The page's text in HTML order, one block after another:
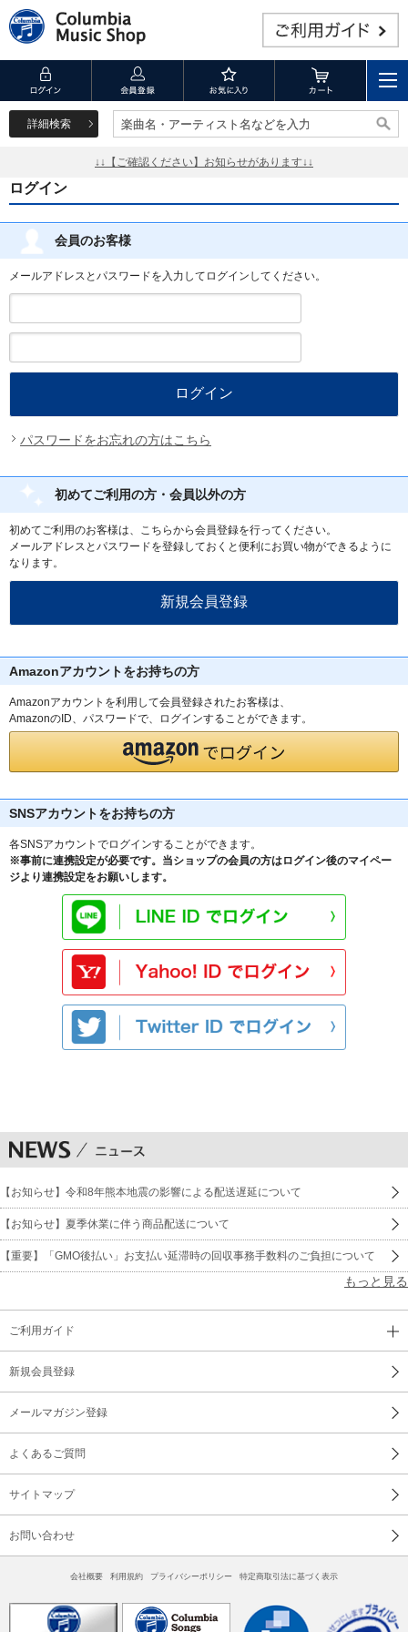
詳細検索 楽曲名・アーティスト名などを入力
楽曲名・アーティスト名などを入力
↓↓【ご確認ください】お知らせがあります↓↓
ログイン
会員のお客様
メールアドレスとパスワードを入力してログインしてください。
パスワードをお忘れの方はこちら
初めてご利用の方・会員以外の方
初めてご利用のお客様は、こちらから会員登録を行ってください。
メールアドレスとパスワードを登録しておくと便利にお買い物ができるように
なります。
Amazonアカウントをお持ちの方
Amazonアカウントを利用して会員登録されたお客様は、
AmazonのID、パスワードで、ログインすることができます。
SNSアカウントをお持ちの方
各SNSアカウントでログインすることができます。
※事前に連携設定が必要です。当ショップの会員の方はログイン後のマイペー
ジより連携設定をお願いします。
【お知らせ】令和8年熊本地震の影響による配送遅延について
【お知らせ】夏季休業に伴う商品配送について
【重要】「GMO後払い」お支払い延滞時の回収事務手数料のご負担について
もっと見る
ご利用ガイド
新規会員登録
メールマガジン登録
よくあるご質問
サイトマップ
お問い合わせ
会社概要 利用規約 プライバシーポリシー 特定商取引法に基づく表示